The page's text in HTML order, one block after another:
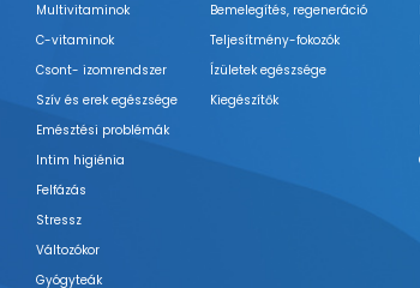
Multivitaminok
C-vitaminok
Csont- izomrendszer
Szív és erek egészsége
Emésztési problémák
Intim higiénia
Felfázás
Stressz
Változókor
Gyógyteák
Bemelegítés, regeneráció
Teljesítmény-fokozók
Ízületek egészsége
Kiegészítők